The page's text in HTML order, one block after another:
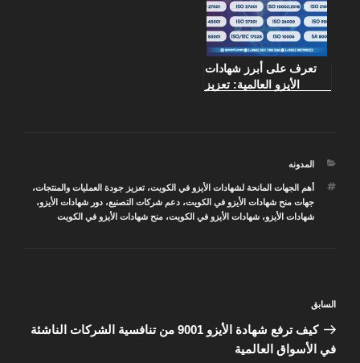
تعرف على أبرز شهادات
الأيزو العالمية: تعزيز
التصنيفات
المدونه
الوسوم
أهم الجهات المانحة لشهادات الأيزو في الكويت،تعزيز جودة العمليات والمنتجات،
جهات منح شهادات الأيزو في الكويت،دعم شركات التصنيع،دور شهادات الأيزو،
شهادات الأيزو،شهادات الأيزو في الكويت،منح شهادات الأيزو في الكويت
المقالة
السابقة
السابق
كيف ترفع شهادة الأيزو 9001 من تنافسية الشركات الناشئة
في الأسواق العالمية